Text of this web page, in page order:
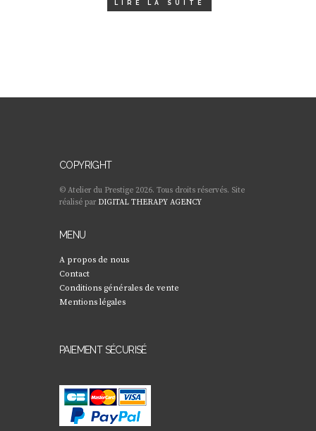
LIRE LA SUITE
COPYRIGHT
© Atelier du Prestige 2026. Tous droits réservés. Site
réalisé par DIGITAL THERAPY AGENCY
MENU
A propos de nous
Contact
Conditions générales de vente
Mentions légales
PAIEMENT SÉCURISÉ